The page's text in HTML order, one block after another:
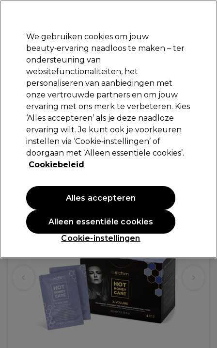
Aanmelden
Merken Deals Haar Elektra
Volgende dag geleverd*
Na verzending, maandag t/m vrijdag
Elchim
Elchim Hot Honey Care X Volume
Behandeling x12
(0
We gebruiken cookies om jouw
beauty‑ervaring naadloos te maken – ter
ondersteuning van
websitefunctionaliteiten, het
personaliseren van aanbiedingen met
onze vertrouwde partners en om jouw
ervaring met ons merk te verbeteren. Kies
‘Alles accepteren’ als je deze naadloze
ervaring wilt. Je kunt ook je voorkeuren
instellen via ‘Cookie‑instellingen’ of
doorgaan met ‘Alleen essentiële cookies’.
Cookiebeleid
Cookie-instellingen
Alleen essentiële cookies
Alles accepteren